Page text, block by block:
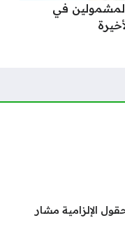
في
الإلزامية مشار